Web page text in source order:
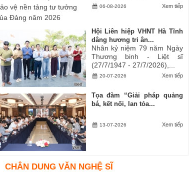
Xem tiếp
06-08-2026
Hội Liên hiệp VHNT Hà Tĩnh
dâng hương tri ân...
Nhân kỷ niệm 79 năm Ngày
Thương binh - Liệt sĩ
(27/7/1947 - 27/7/2026),...
Xem tiếp
20-07-2026
Tọa đàm “Giải pháp quảng
bá, kết nối, lan tỏa...
Xem tiếp
13-07-2026
CHÂN DUNG VĂN NGHỆ SĨ